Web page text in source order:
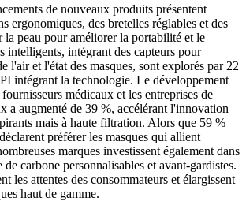
de nouveaux produits présentent
ergonomiques, des bretelles réglables et des
la peau pour améliorer la portabilité et le
intelligents, intégrant des capteurs pour
l'air et l'état des masques, sont explorés par 22
intégrant la technologie. Le développement
médicaux et les entreprises de
a augmenté de 39 %, accélérant l'innovation
mais à haute filtration. Alors que 59 %
préférer les masques qui allient
marques investissent également dans
de carbone personnalisables et avant-gardistes.
les attentes des consommateurs et élargissent
haut de gamme.